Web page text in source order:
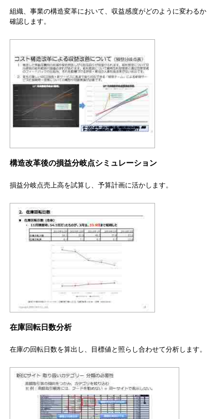
組織、事業の構造変革において、収益感度がどのように変わるか
確認します。
構造改革後の損益分岐点シミュレーション
損益分岐点売上高を試算し、予算計画に活かします。
在庫回転日数分析
在庫の回転日数を算出し、目標値と照らし合わせて分析します。